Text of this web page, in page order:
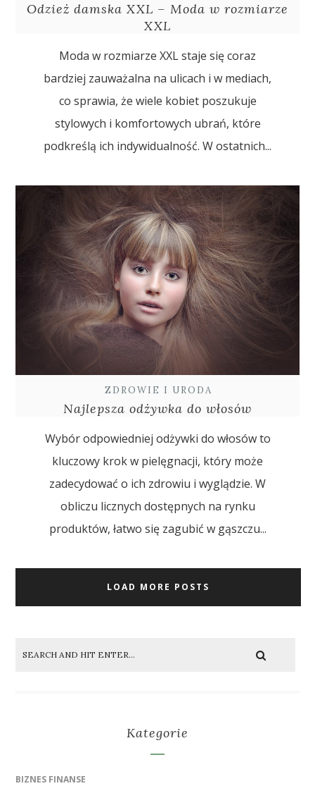
Odzież damska XXL – Moda w rozmiarze
XXL
Moda w rozmiarze XXL staje się coraz
bardziej zauważalna na ulicach i w mediach,
co sprawia, że wiele kobiet poszukuje
stylowych i komfortowych ubrań, które
podkreślą ich indywidualność. W ostatnich...
ZDROWIE I URODA
Najlepsza odżywka do włosów
Wybór odpowiedniej odżywki do włosów to
kluczowy krok w pielęgnacji, który może
zadecydować o ich zdrowiu i wyglądzie. W
obliczu licznych dostępnych na rynku
produktów, łatwo się zagubić w gąszczu...
LOAD MORE POSTS
Kategorie
BIZNES FINANSE